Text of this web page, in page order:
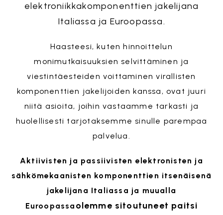
elektroniikkakomponenttien jakelijana
Italiassa ja Euroopassa.
Haasteesi, kuten hinnoittelun
monimutkaisuuksien selvittäminen ja
viestintäesteiden voittaminen virallisten
komponenttien jakelijoiden kanssa, ovat juuri
niitä asioita, joihin vastaamme tarkasti ja
huolellisesti tarjotaksemme sinulle parempaa
palvelua.
Aktiivisten ja passiivisten elektronisten ja
sähkömekaanisten komponenttien itsenäisenä
jakelijana Italiassa ja muualla
Euroopassa olemme sitoutuneet paitsi